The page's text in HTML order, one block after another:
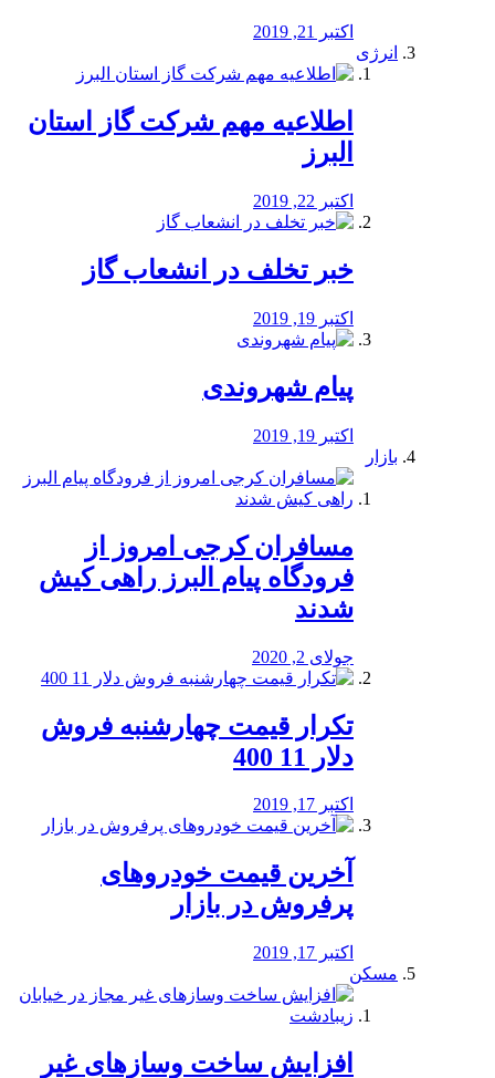
اکتبر 21, 2019
انرژی
️اطلاعیه مهم شرکت گاز استان
البرز
اکتبر 22, 2019
خبر تخلف در انشعاب گاز
اکتبر 19, 2019
پیام شهروندی
اکتبر 19, 2019
بازار
مسافران کرجی امروز از
فرودگاه پیام البرز راهی کیش
شدند
جولای 2, 2020
تکرار قیمت چهارشنبه فروش
دلار 11 400
اکتبر 17, 2019
آخرین قیمت خودرو‌های
پرفروش در بازار
اکتبر 17, 2019
مسکن
افزایش ساخت وسازهای غیر